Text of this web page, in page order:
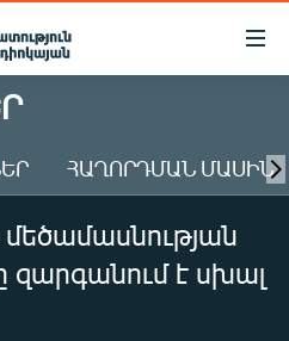
ՀԱՂՈՐԴՄԱՆ ՄԱՍԻՆ
զարգանում է սխալ